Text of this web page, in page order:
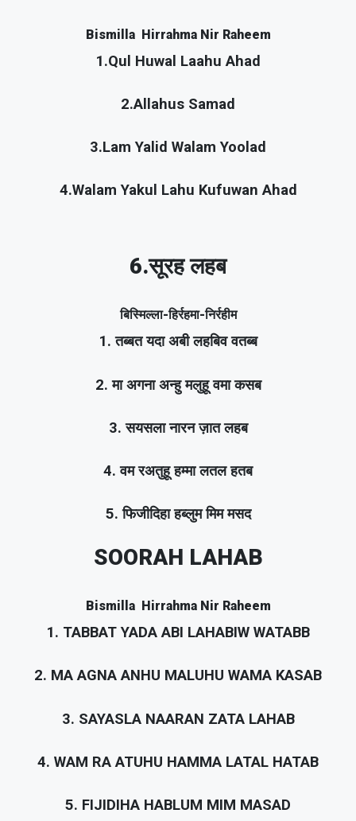
Bismilla Hirrahma Nir Raheem
1.Qul Huwal Laahu Ahad
2.Allahus Samad
3.Lam Yalid Walam Yoolad
4.Walam Yakul Lahu Kufuwan Ahad
6.सूरह लहब
बिस्मिल्ला-हिर्रहमा-निर्रहीम
1. तब्बत यदा अबी लहबिव वतब्ब
2. मा अगना अन्हु मलुहू वमा कसब
3. सयसला नारन ज़ात लहब
4. वम रअतुहू हम्मा लतल हतब
5. फिजीदिहा हब्लुम मिम मसद
SOORAH LAHAB
Bismilla Hirrahma Nir Raheem
1. TABBAT YADA ABI LAHABIW WATABB
2. MA AGNA ANHU MALUHU WAMA KASAB
3. SAYASLA NAARAN ZATA LAHAB
4. WAM RA ATUHU HAMMA LATAL HATAB
5. FIJIDIHA HABLUM MIM MASAD